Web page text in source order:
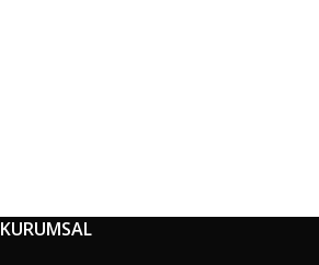
KURUMSAL